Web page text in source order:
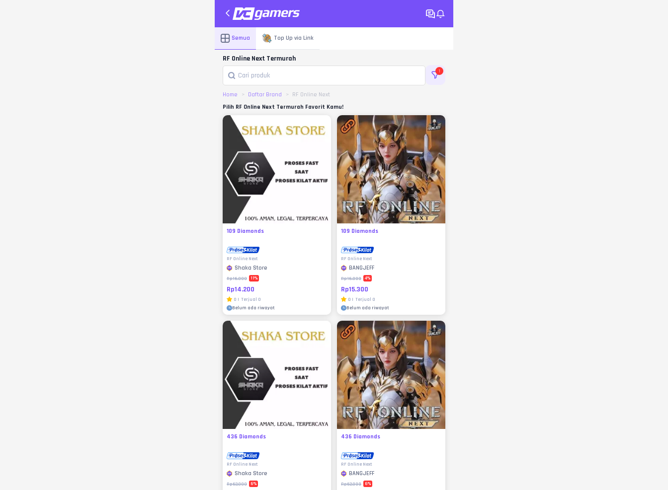
Semua Top Up via Link
RF Online Next Termurah
1
Home Daftar Brand
RF Online Next
Pilih RF Online Next Termurah Favorit Kamu!
109 Diamonds
RF Online Next
Shaka Store
Rp16.000 11%
Rp14.200
0 | Terjual 0
Belum ada riwayat
109 Diamonds
RF Online Next
BANGJEFF
Rp16.000 4%
Rp15.300
0 | Terjual 0
Belum ada riwayat
436 Diamonds
RF Online Next
Shaka Store
Rp62.000 6%
436 Diamonds
RF Online Next
BANGJEFF
Rp62.000 6%